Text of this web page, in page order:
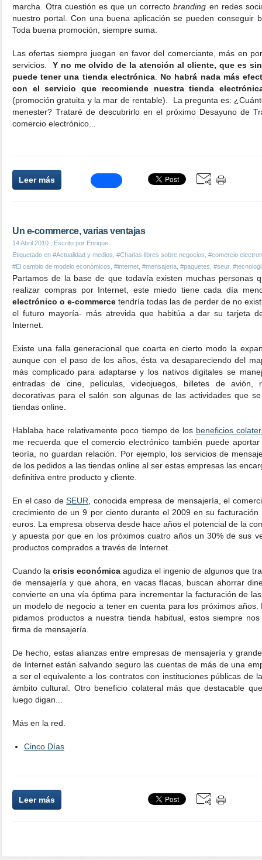
marcha. Otra cuestión es que un correctobranding en redes
nuestro portal. Con una buena aplicación se pueden conseguir
Toda buena promoción, siempre suma.
Las ofertas siempre juegan en favor del comerciante, más en
servicios. Y no me olvido de la atención al cliente, que es
puede tener una tienda electrónica. No habrá nada más
con el servicio que recomiende nuestra tienda
(promoción gratuita y la mar de rentable). La pregunta es:
menester? Trataré de descubrirlo en el próximo Desayuno de
comercio electrónico...
Leer más
Un e-commerce, varias ventajas
14 Abril 2010 , Escrito por Enrique
Etiquetado en #Actualidad y medios #Charlas libres sobre negocios #comercio
#El cambio de modelo económicos #internet #mensajeria #paquetes #seur,
Partamos de la base de que todavía existen muchas personas
realizar compras por Internet, este miedo tiene cada día
electrónico o e-commerce tendría todas las de perder de no
el futuro mayoría- más atrevida que habitúa a dar su tarjeta
Internet.
Existe una falla generacional que coarta en cierto modo la
aunque con el paso de los años, ésta va desapareciendo del
más complicado para adaptarse y los nativos digitales se
entradas de cine, películas, videojuegos, billetes de avión,
decorativas para el salón son algunas de las actividades que
tiendas online.
Hablaba hace relativamente poco tiempo de los beneficios
me recuerda que el comercio electrónico también puede
teoría, no guardan relación. Por ejemplo, los servicios de
de los pedidos a las tiendas online al ser estas empresas las
definitiva entre producto y cliente.
En el caso deSEUR , conocida empresa de mensajería, el
crecimiento de un 9 por ciento durante el 2009 en su
euros. La empresa observa desde hace años el potencial de la
y apuesta por que en los próximos cuatro años un 30% de sus
productos comprados a través de Internet.
Cuando la crisis económica agudiza el ingenio de algunos que
de mensajería y que ahora, en vacas flacas, buscan ahorrar
convierte en una vía óptima para incrementar la facturación de
un modelo de negocio a tener en cuenta para los próximos
pidamos productos a nuestra tienda habitual, estos siempre
firma de mensajería.
De hecho, estas alianzas entre empresas de mensajería y
de Internet están salvando seguro las cuentas de más de una
a ser el equivalente a los contratos con instituciones públicas de
ámbito cultural. Otro beneficio colateral más que destacable
luego digan...
Más en la red.
Cinco Días
Leer más